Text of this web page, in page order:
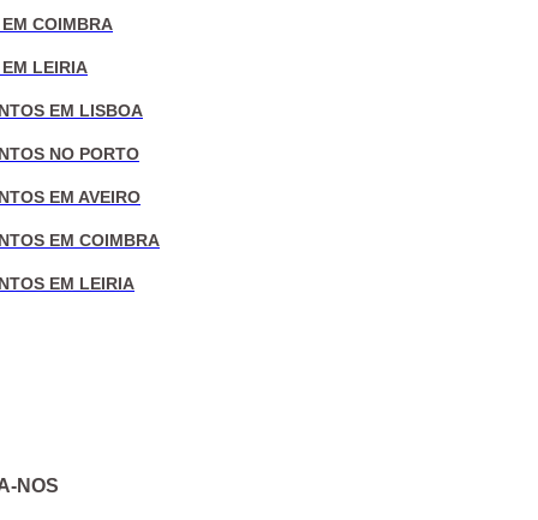
COIMBRA
LEIRIA
EM LISBOA
NO PORTO
EM AVEIRO
EM COIMBRA
EM LEIRIA
NOS